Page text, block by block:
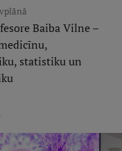
Baiba Vilne –
statistiku un